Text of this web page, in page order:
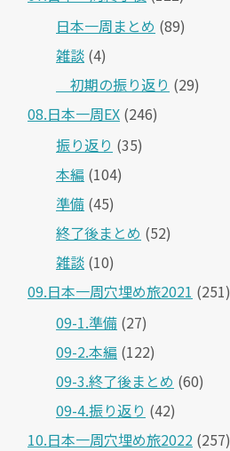
日本一周まとめ (89)
雑談 (4)
＿初期の振り返り (29)
08.日本一周EX (246)
振り返り (35)
本編 (104)
準備 (45)
終了後まとめ (52)
雑談 (10)
09.日本一周穴埋め旅2021 (251)
09-1.準備 (27)
09-2.本編 (122)
09-3.終了後まとめ (60)
09-4.振り返り (42)
10.日本一周穴埋め旅2022 (257)